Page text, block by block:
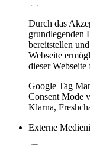
Durch das
grundlegenden
bereitstellen
Webseite
dieser
Google Tag
Consent Mode
Klarna,
Externe